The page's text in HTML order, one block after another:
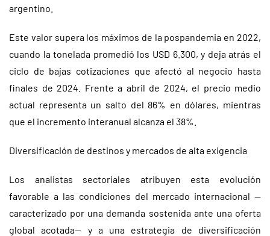
argentino.
Este valor supera los máximos de la pospandemia en 2022,
cuando la tonelada promedió los USD 6.300, y deja atrás el
ciclo de bajas cotizaciones que afectó al negocio hasta
finales de 2024. Frente a abril de 2024, el precio medio
actual representa un salto del 86% en dólares, mientras
que el incremento interanual alcanza el 38%.
Diversificación de destinos y mercados de alta exigencia
Los analistas sectoriales atribuyen esta evolución
favorable a las condiciones del mercado internacional —
caracterizado por una demanda sostenida ante una oferta
global acotada— y a una estrategia de diversificación